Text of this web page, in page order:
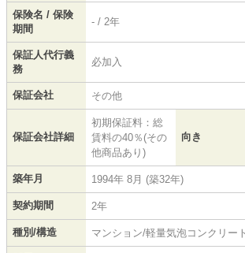
保険名 / 保険
期間
- / 2年
保証人代行義
務
必加入
保証会社 その他
保証会社詳細
初期保証料：総
賃料の40％(その
他商品あり)
向き
築年月 1994年 8月 (築32年)
契約期間 2年
種別/構造 マンション/軽量気泡コンクリート